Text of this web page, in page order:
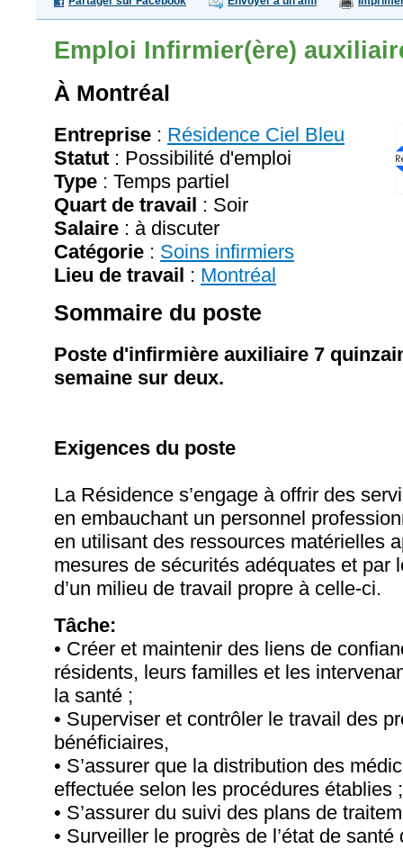
Emploi Infirmier(ère)
À Montréal
Entreprise : Résidence Ciel Bleu
Statut : Possibilité d'emploi
Type : Temps partiel
Quart de travail : Soir
Salaire : à discuter
Catégorie : Soins infirmiers
Lieu de travail : Montréal
Sommaire du poste
Poste d'infirmière auxiliaire 7
semaine sur deux.
Exigences du poste
La Résidence s’engage à offrir des
en embauchant un personnel
en utilisant des ressources matérielles
mesures de sécurités adéquates et par
d’un milieu de travail propre à celle-ci.
Tâche:
• Créer et maintenir des liens de
résidents, leurs familles et les
la santé ;
• Superviser et contrôler le travail des
bénéficiaires,
• S’assurer que la distribution des
effectuée selon les procédures établies ;
• S’assurer du suivi des plans de
• Surveiller le progrès de l’état de